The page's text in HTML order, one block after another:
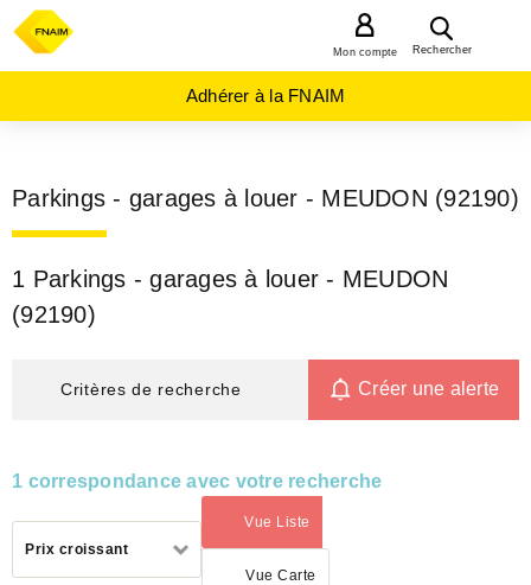
Rechercher
Mon compte
Adhérer à la FNAIM
Parkings - garages à louer - MEUDON (92190)
1 Parkings - garages à louer - MEUDON
(92190)
Critères de recherche Créer une alerte
1 correspondance avec votre recherche
Prix croissant
Vue Liste
(activé)
Vue Carte